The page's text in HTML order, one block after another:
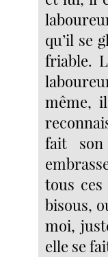
qu’il se
friable.
même,
fait
tous
bisous,
moi,
elle se